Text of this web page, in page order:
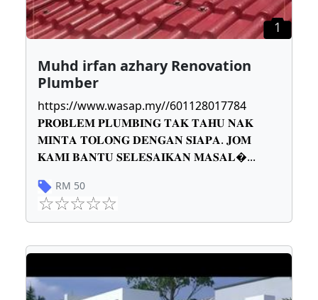
1
Muhd irfan azhary Renovation
Plumber
https://www.wasap.my//601128017784
𝐏𝐑𝐎𝐁𝐋𝐄𝐌 𝐏𝐋𝐔𝐌𝐁𝐈𝐍𝐆 𝐓𝐀𝐊 𝐓𝐀𝐇𝐔 𝐍𝐀𝐊
𝐌𝐈𝐍𝐓𝐀 𝐓𝐎𝐋𝐎𝐍𝐆 𝐃𝐄𝐍𝐆𝐀𝐍 𝐒𝐈𝐀𝐏𝐀. 𝐉𝐎𝐌
𝐊𝐀𝐌𝐈 𝐁𝐀𝐍𝐓𝐔 𝐒𝐄𝐋𝐄𝐒𝐀𝐈𝐊𝐀𝐍 𝐌𝐀𝐒𝐀𝐋...
RM 50